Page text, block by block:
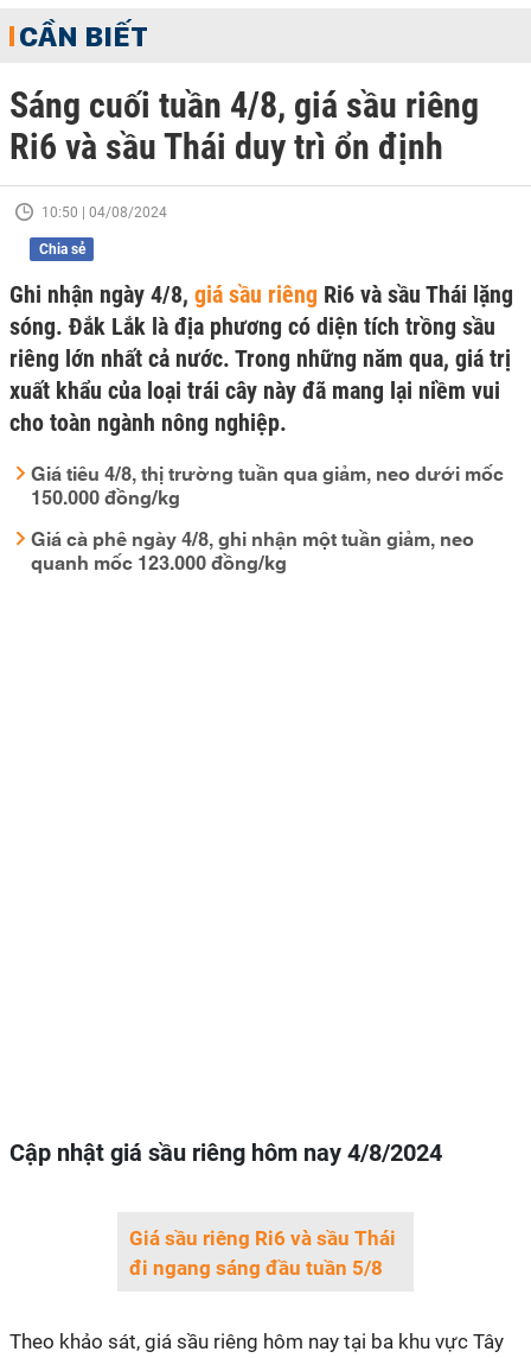
CẦN BIẾT
Sáng cuối tuần 4/8, giá sầu riêng
Ri6 và sầu Thái duy trì ổn định
10:50 | 04/08/2024
Chia sẻ
Ghi nhận ngày 4/8, giá sầu riêng Ri6 và sầu Thái lặng
sóng. Đắk Lắk là địa phương có diện tích trồng sầu
riêng lớn nhất cả nước. Trong những năm qua, giá trị
xuất khẩu của loại trái cây này đã mang lại niềm vui
cho toàn ngành nông nghiệp.
Giá tiêu 4/8, thị trường tuần qua giảm, neo dưới mốc
150.000 đồng/kg
Giá cà phê ngày 4/8, ghi nhận một tuần giảm, neo
quanh mốc 123.000 đồng/kg
Cập nhật giá sầu riêng hôm nay 4/8/2024
Giá sầu riêng Ri6 và sầu Thái
đi ngang sáng đầu tuần 5/8
Theo khảo sát, giá sầu riêng hôm nay tại ba khu vực Tây